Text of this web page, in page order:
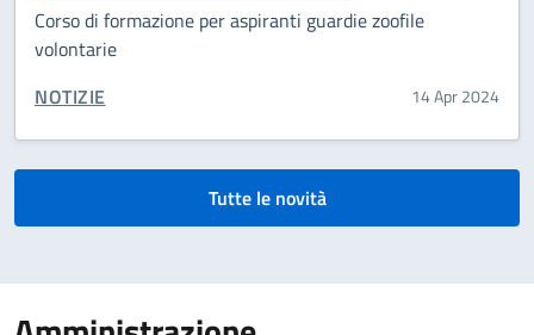
Corso di formazione per aspiranti guardie zoofile
volontarie
CATEGORIA CORRELATA:
NOTIZIE 14 Apr 2024
Tutte le novità